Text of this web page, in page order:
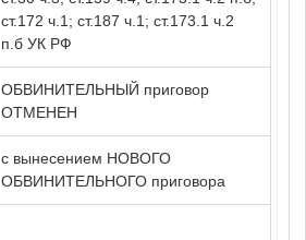
ст.172 ч.1; ст.187 ч.1; ст.173.1 ч.2
п.б УК РФ
ОБВИНИТЕЛЬНЫЙ приговор
ОТМЕНЕН
с вынесением НОВОГО
ОБВИНИТЕЛЬНОГО приговора